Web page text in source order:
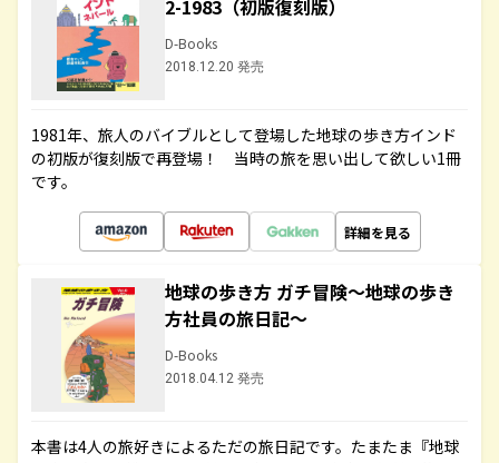
2-1983（初版復刻版）
D-Books
2018.12.20 発売
1981年、旅人のバイブルとして登場した地球の歩き方インド
の初版が復刻版で再登場！ 当時の旅を思い出して欲しい1冊
です。
詳細を見る
地球の歩き方 ガチ冒険～地球の歩き
方社員の旅日記～
D-Books
2018.04.12 発売
本書は4人の旅好きによるただの旅日記です。たまたま『地球